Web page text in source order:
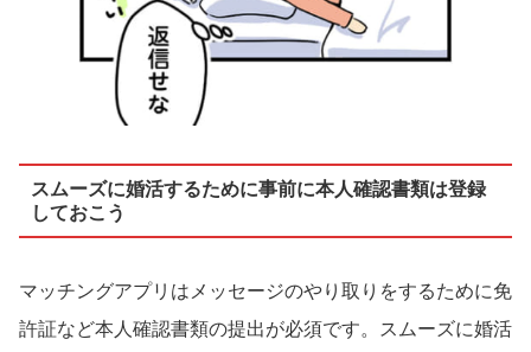
スムーズに婚活するために事前に本人確認書類は登録
しておこう
マッチングアプリはメッセージのやり取りをするために免
許証など本人確認書類の提出が必須です。スムーズに婚活